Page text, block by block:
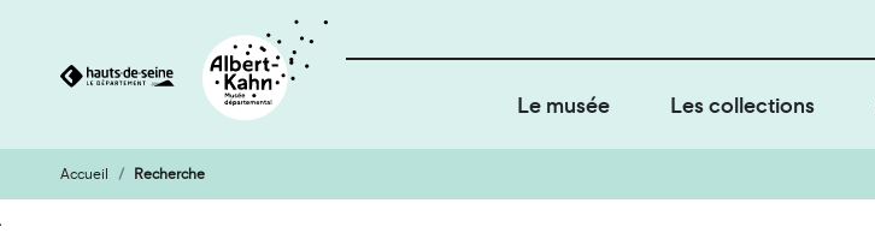
Aller
Aller
Le musée Les collections
Accueil Recherche